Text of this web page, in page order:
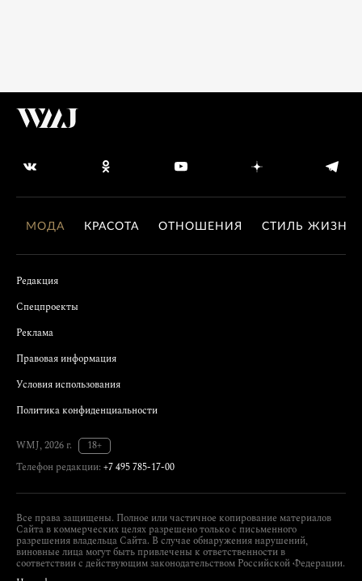
МОДА КРАСОТА ОТНОШЕНИЯ СТИЛЬ ЖИЗНИ
Редакция
Спецпроекты
Реклама
Правовая информация
Условия использования
Политика конфиденциальности
WMJ, 2026 г.
18+
Телефон редакции: +7 495 785-17-00
Все права защищены. Полное или частичное копирование материалов
Сайта в коммерческих целях разрешено только с письменного
разрешения владельца Сайта. В случае обнаружения нарушений,
виновные лица могут быть привлечены к ответственности в
соответствии с действующим законодательством Российской Федерации.